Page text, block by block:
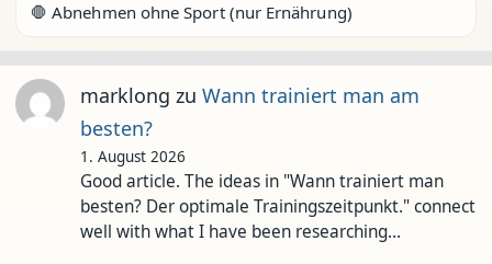
🛑 Abnehmen ohne Sport (nur Ernährung)
marklong zu Wann trainiert man am
besten?
1. August 2026
Good article. The ideas in "Wann trainiert man
besten? Der optimale Trainingszeitpunkt." connect
well with what I have been researching…